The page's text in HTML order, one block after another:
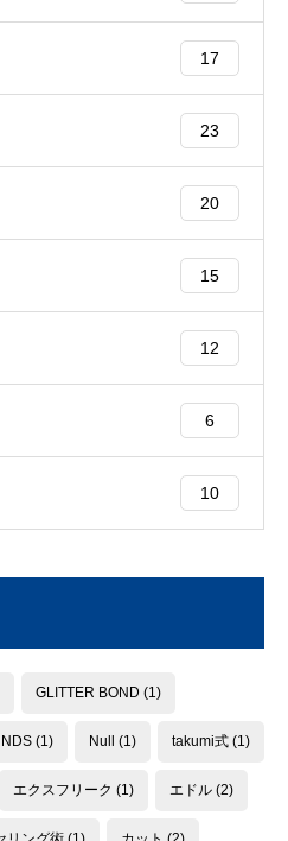
17
23
20
15
12
6
10
GLITTER BOND (1)
NDS (1) Null (1) takumi式 (1)
エクスフリーク (1) エドル (2)